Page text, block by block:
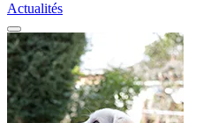
Actualités